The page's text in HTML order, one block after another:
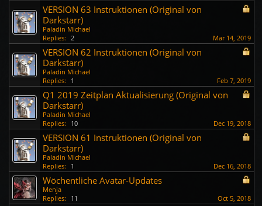
VERSION 63 Instruktionen (Original von
Darkstarr)
Paladin Michael
Replies: 2 Mar 14, 2019
VERSION 62 Instruktionen (Original von
Darkstarr)
Paladin Michael
Replies:
1 Feb 7, 2019
Q1 2019 Zeitplan Aktualisierung (Original von
Darkstarr)
Paladin Michael
Replies:
10 Dec 19, 2018
VERSION 61 Instruktionen (Original von
Darkstarr)
Paladin Michael
Replies:
1 Dec 16, 2018
Wöchentliche Avatar-Updates
Menja
Replies:
11 Oct 5, 2018